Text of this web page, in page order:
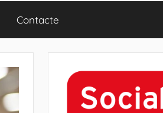
Contacte